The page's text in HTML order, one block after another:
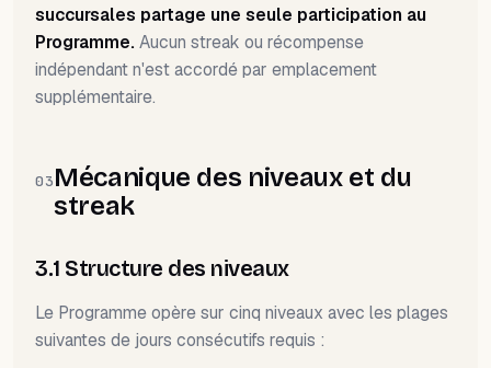
succursales partage une seule participation au
Programme. Aucun streak ou récompense
indépendant n'est accordé par emplacement
supplémentaire.
03Mécanique des niveaux et du
streak
3.1 Structure des niveaux
Le Programme opère sur cinq niveaux avec les plages
suivantes de jours consécutifs requis :